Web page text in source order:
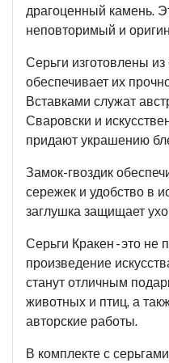
драгоценный камень.
неповторимый и
Серьги изготовлены
обеспечивает их
Вставками служат
Сваровски и
придают украшению
Замок-гвоздик
сережек и удобство в
заглушка защищает
Серьги Кракен - это не
произведение
станут отличным
животных и птиц, а
авторские работы.
В комплекте с